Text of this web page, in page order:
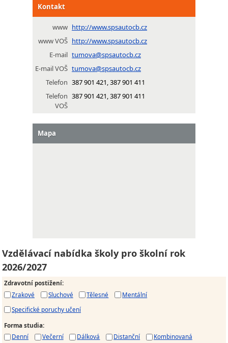
Kontakt
www http://www.spsautocb.cz
www VOŠ http://www.spsautocb.cz
E-mail tumova@spsautocb.cz
E-mail VOŠ tumova@spsautocb.cz
Telefon 387 901 421, 387 901 411
Telefon
VOŠ
387 901 421, 387 901 411
Mapa
Vzdělávací nabídka školy pro školní rok
2026/2027
Zdravotní postižení:
Zrakové
Sluchové Tělesné
Mentální
Specifické poruchy učení
Forma studia:
Denní
Večerní Dálková Distanční Kombinovaná